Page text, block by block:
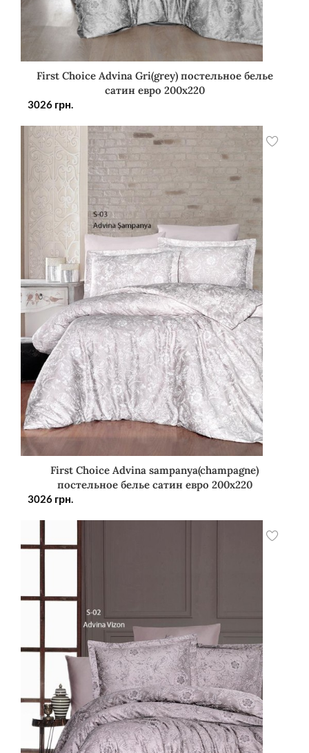
First Choice Advina Gri(grey) постельное белье
сатин евро 200х220
3026 грн.
First Choice Advina sampanya(champagne)
постельное белье сатин евро 200х220
3026 грн.